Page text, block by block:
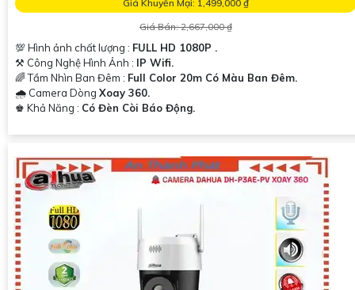
Giá Khuyến Mại: 1,499,000 ₫
Giá Bán: 2,667,000 ₫
💯 Hình ảnh chất lượng : FULL HD 1080P .
⚒ Công Nghệ Hình Ảnh : IP Wifi.
🌈 Tầm Nhìn Ban Đêm : Full Color 20m Có Màu Ban Đêm.
🌧️ Camera Dòng Xoay 360.
️♚ Khả Năng : Có Đèn Còi Báo Động.